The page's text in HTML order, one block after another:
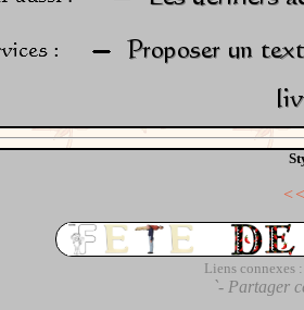
Liens connexes :
`- Partager